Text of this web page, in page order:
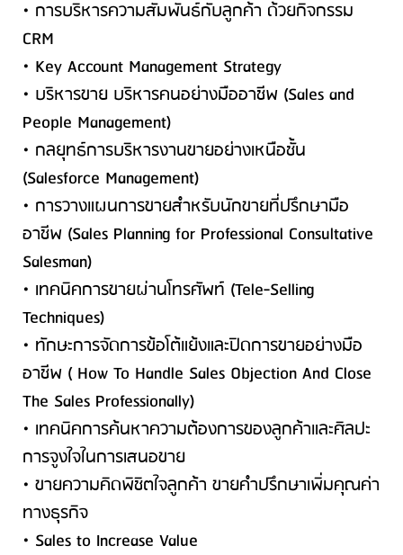
• การบริหารความสัมพันธ์กับลูกค้า ด้วยกิจกรรม
CRM
• Key Account Management Strategy
• บริหารขาย บริหารคนอย่างมืออาชีพ (Sales and
People Management)
• กลยุทธ์การบริหารงานขายอย่างเหนือชั้น
(Salesforce Management)
• การวางแผนการขายสำหรับนักขายที่ปรึกษามือ
อาชีพ (Sales Planning for Professional Consultative
Salesman)
• เทคนิคการขายผ่านโทรศัพท์ (Tele-Selling
Techniques)
• ทักษะการจัดการข้อโต้แย้งและปิดการขายอย่างมือ
อาชีพ ( How To Handle Sales Objection And Close
The Sales Professionally)
• เทคนิคการค้นหาความต้องการของลูกค้าและศิลปะ
การจูงใจในการเสนอขาย
• ขายความคิดพิชิตใจลูกค้า ขายคำปรึกษาเพิ่มคุณค่า
ทางธุรกิจ
• Sales to Increase Value